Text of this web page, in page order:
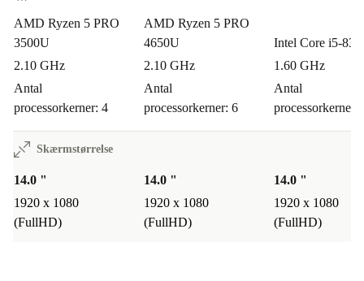
holde, samtidig med at du bidrager til en mere
bæredygtig fremtid for elektronik.
Gør din digitale hverdag smartere, grønnere og nemmere
dag.
AMD Ryzen 5 PRO
3500U
2.10 GHz
Antal
processorkerner: 4
AMD Ryzen 5 PRO
4650U
2.10 GHz
Antal
processorkerner: 6
Intel Core i5-
1.60 GHz
Antal
processorkerner:
Skærmstørrelse
14.0 "
1920 x 1080
(FullHD)
14.0 "
1920 x 1080
(FullHD)
14.0 "
1920 x 1080
(FullHD)